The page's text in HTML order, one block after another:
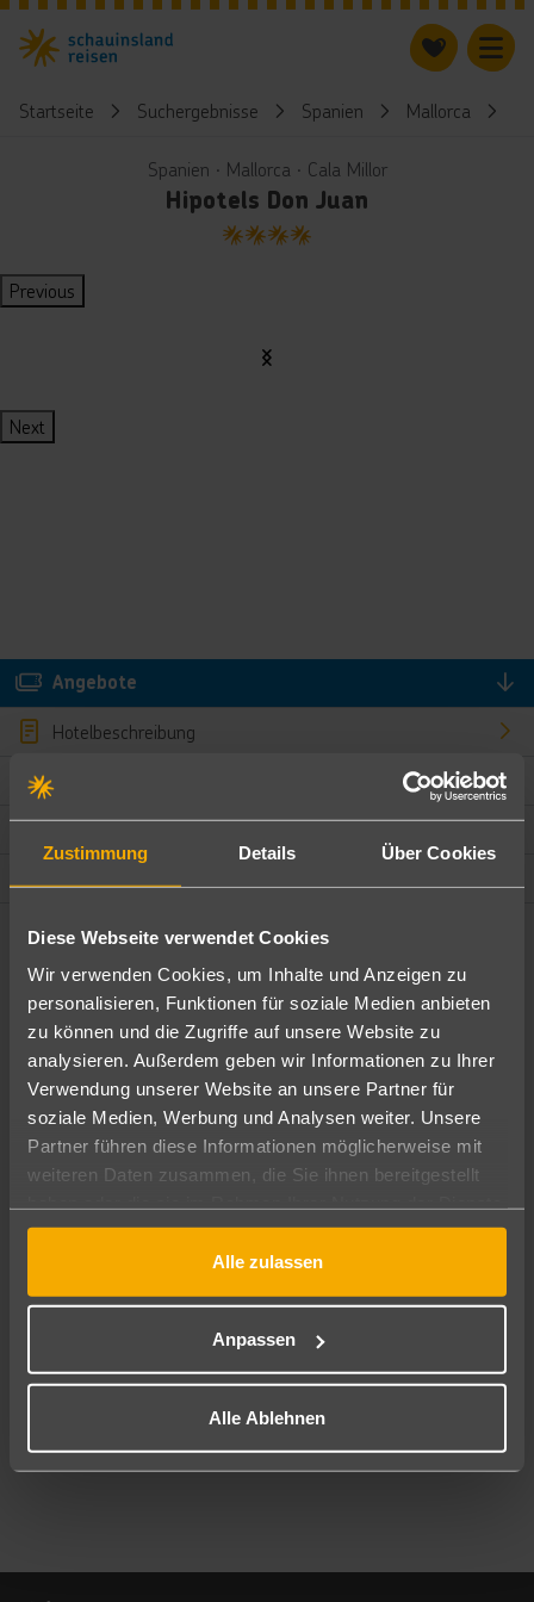
Zustimmung Details Über Cookies
Diese Webseite verwendet Cookies
Wir verwenden Cookies, um Inhalte und Anzeigen zu
personalisieren, Funktionen für soziale Medien anbieten
zu können und die Zugriffe auf unsere Website zu
analysieren. Außerdem geben wir Informationen zu Ihrer
Verwendung unserer Website an unsere Partner für
soziale Medien, Werbung und Analysen weiter. Unsere
Partner führen diese Informationen möglicherweise mit
weiteren Daten zusammen, die Sie ihnen bereitgestellt
gesammelt haben.
Alle zulassen
Anpassen
Alle Ablehnen
Startseite Suchergebnisse Spanien Mallorca
Spanien ∙ Mallorca ∙ Cala Millor
Hipotels Don Juan
4
Previous
Next
Angebote
Hotelbeschreibung
Bewertungen
Ändere die Kriterien nach deinen Wünschen
Pauschal Nur Hotel
Abflughafen
Alle Abflughäfen
10.08.26–08.08.27 7-21 Nächte
Mehr Filter anzeigen